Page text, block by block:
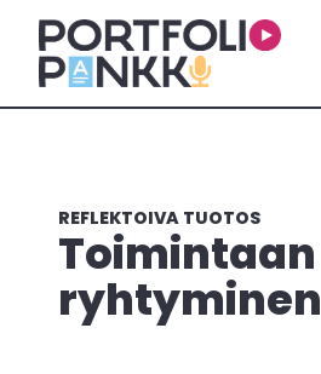
Siirry sisältöön
REFLEKTOIVA TUOTOS
Toimintaan
ryhtyminen